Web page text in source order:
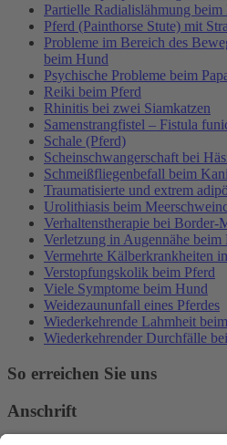
Partielle Radialislähmung beim
Pferd (Painthorse Stute) mit
Probleme im Bereich des
beim Hund
Psychische Probleme beim
Reiki beim Pferd
Rhinitis bei zwei Siamkatzen
Samenstrangfistel – Fistula
Schale (Pferd)
Scheinschwangerschaft bei
Schmeißfliegenbefall beim
Traumatisierte und extrem
Urolithiasis beim
Verhaltenstherapie bei
Verletzung in Augennähe beim
Vermehrte Kälberkrankheiten
Verstopfungskolik beim Pferd
Viele Symptome beim Hund
Weidezaununfall eines Pferdes
Wiederkehrende Lahmheit
Wiederkehrender Durchfälle
So erreichen Sie uns
Anschrift